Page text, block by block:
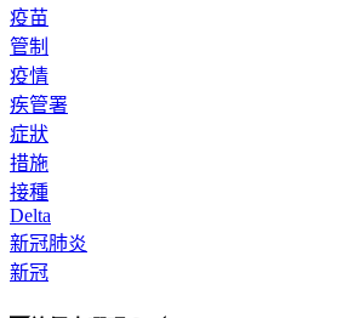
疫苗
管制
疫情
疾管署
症狀
措施
接種
Delta
新冠肺炎
新冠